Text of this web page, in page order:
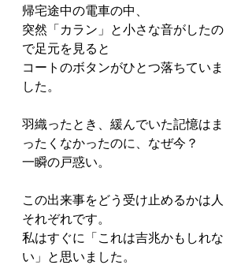
帰宅途中の電車の中、
突然「カラン」と小さな音がしたの
で足元を見ると
コートのボタンがひとつ落ちていま
した。
羽織ったとき、緩んでいた記憶はま
ったくなかったのに、なぜ今？
一瞬の戸惑い。
この出来事をどう受け止めるかは人
それぞれです。
私はすぐに「これは吉兆かもしれな
い」と思いました。